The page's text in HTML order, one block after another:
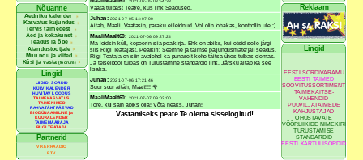
Nõuanne
Aedniku kalender
Kasvatus-kujundus
Tervis taimedest
Aed ja kokakunst
Teadus ja õpe
Aiandustootjale
Muu nõu ja viited
Küsi ja vasta(foorum)
Lingid
LIIGID, SORDID
KÜLVIKALENDER
HUVITAV LOODUS
TAIMEKASVATUS
TAIMENIMED
RAHVATÄHTPÄEVAD
BIODÜNAAMILINE ja
KUUKALENDER
TAIMEMÄÄRAJA
RIIGI TEATAJA
Partnerid
VIKERRAADIO
ETV
Vaata tulbast Teave, kus link Seadused.
Juhan: 2021-07-05 14:07:00
Aitäh, Maali. Vaatasin, paraku ei leidnud. Vbl olin lohakas, kontrollin üle :)
MaaliMaalt60: 2021-07-06 09:27:24
Ma leidsin küll, kopeerin siia pealkirja. Ehk on abiks, kui otsid selle järgi
siis Riigi Teatajast. Pealkiri: Seemne ja taimse paljundusmaterjali seadus.
Riigi Teataja on siin avalehel ka punaselt kohe täitsa ühes tulbas olemas.
Ja teiselpool tulbas on Turustamine standardid link, Järsku aitab ka see
lisaks.
Juhan: 2021-07-06 17:21:46
Suur suur aitäh, Maali!!! 🌹
MaaliMaalt60: 2021-07-07 09:02:00
Tore, kui sain abiks olla! Võta heaks, Juhan!
Vastamiseks peate Te olema sisselogitud!
Reklaam
Lingid
EESTI SORDIVARAMU
EESTI TAIMED
SOOVITUSSORTIMENT
TAIMEKAITSE-
VAHENDID
PUUVILJATAIMEDE
KAHJUSTAJAD
OHUSTAVATE
VÕÕRLIIKIDE NIMEKIRI
TURUSTAMISE
STANDARDID
EESTI KARTULISORDID